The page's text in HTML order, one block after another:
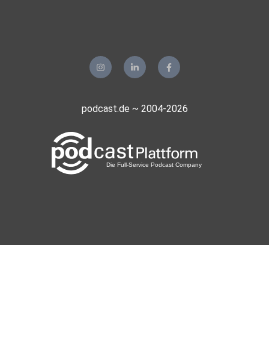
podcast.de ~ 2004-2026